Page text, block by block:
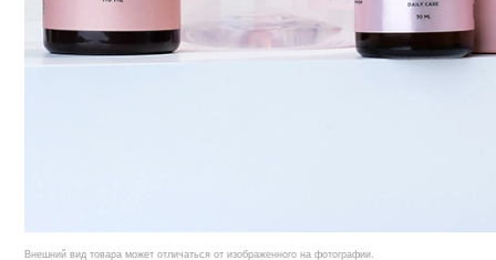
Внешний вид товара может отличаться от изображенного на фотографии.